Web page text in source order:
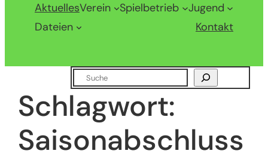
AktuellesVerein Spielbetrieb
Jugend
Dateien
Kontakt
Suchen
Schlagwort:
Saisonabschluss